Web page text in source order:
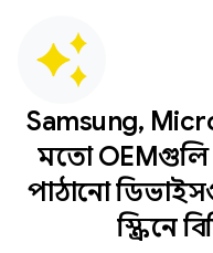
Samsung,
মতো OEMগুলি
পাঠানো
স্ক্রিনে